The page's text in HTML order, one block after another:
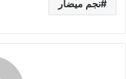
نجم ميضار